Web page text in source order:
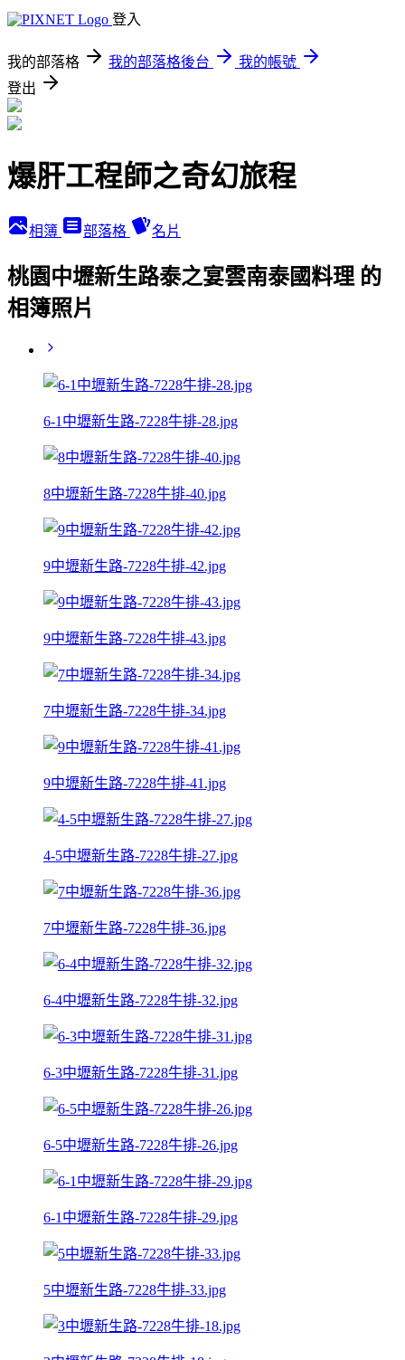
登入
我的部落格 我的部落格後台
我的帳號
登出
爆肝工程師之奇幻旅程
相簿 部落格 名片
桃園中壢新生路泰之宴雲南泰國料理 的
相簿照片
6-1中壢新生路-7228牛排-28.jpg
8中壢新生路-7228牛排-40.jpg
9中壢新生路-7228牛排-42.jpg
9中壢新生路-7228牛排-43.jpg
7中壢新生路-7228牛排-34.jpg
9中壢新生路-7228牛排-41.jpg
4-5中壢新生路-7228牛排-27.jpg
7中壢新生路-7228牛排-36.jpg
6-4中壢新生路-7228牛排-32.jpg
6-3中壢新生路-7228牛排-31.jpg
6-5中壢新生路-7228牛排-26.jpg
6-1中壢新生路-7228牛排-29.jpg
5中壢新生路-7228牛排-33.jpg